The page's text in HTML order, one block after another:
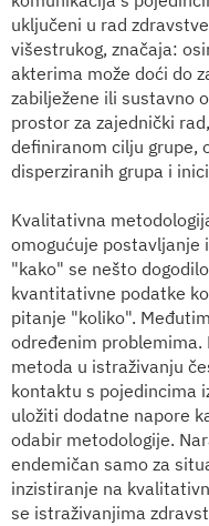
uključeni u rad
višestrukog, značaja:
akterima može doći do
zabilježene ili sustavno
prostor za zajednički
definiranom cilju grupe,
disperziranih grupa i
Kvalitativna
omogućuje postavljanje
"kako" se nešto
kvantitativne podatke
pitanje "koliko".
određenim
metoda u istraživanju
kontaktu s pojedincima
uložiti dodatne napore
odabir metodologije.
endemičan samo za
inzistiranje na
se istraživanjima